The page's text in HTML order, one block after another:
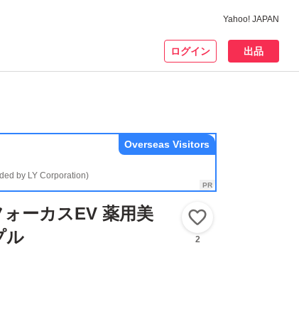
Yahoo! JAPAN
ログイン 出品
by LY Corporation)
Overseas Visitors
ーカスEV 薬用美
ル
2